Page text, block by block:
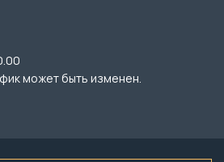
может быть изменен.